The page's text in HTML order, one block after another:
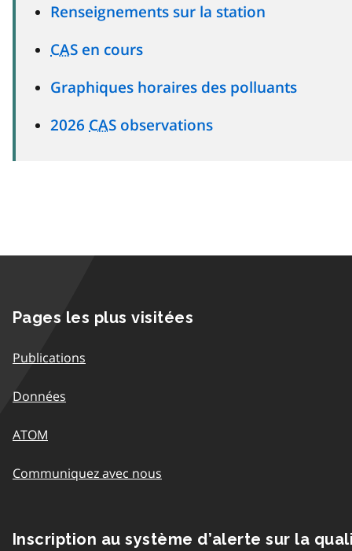
Renseignements sur la station
CAS en cours
Graphiques horaires des polluants
2026 CAS observations
Pages les plus visitées
Publications
Données
ATOM
Communiquez avec nous
Inscription au système d’alerte sur la